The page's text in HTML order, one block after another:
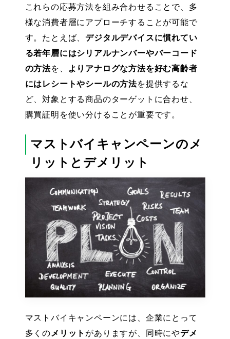
これらの応募方法を組み合わせることで、多
様な消費者層にアプローチすることが可能で
す。たとえば、デジタルデバイスに慣れてい
る若年層にはシリアルナンバーやバーコード
の方法を、
よりアナログな方法を好む高齢者
にはレシートやシールの方法を提供するな
ど、対象とする商品のターゲットに合わせ、
購買証明を使い分けることが重要です。
マストバイキャンペーンのメ
リットとデメリット
マストバイキャンペーンには、企業にとって
多くのメリット がありますが、同時にやデメ